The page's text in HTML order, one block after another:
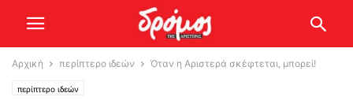
Αρχική περίπτερο ιδεών Όταν η Αριστερά σκέφτεται, μπορεί!
περίπτερο ιδεών